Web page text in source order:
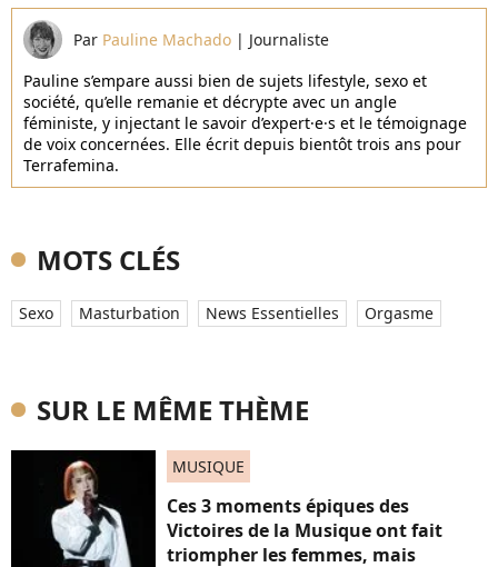
Par Pauline Machado | Journaliste
Pauline s’empare aussi bien de sujets lifestyle, sexo et
société, qu’elle remanie et décrypte avec un angle
féministe, y injectant le savoir d’expert·e·s et le témoignage
de voix concernées. Elle écrit depuis bientôt trois ans pour
Terrafemina.
MOTS CLÉS
Sexo Masturbation News Essentielles Orgasme
SUR LE MÊME THÈME
MUSIQUE
Ces 3 moments épiques des
Victoires de la Musique ont fait
triompher les femmes, mais